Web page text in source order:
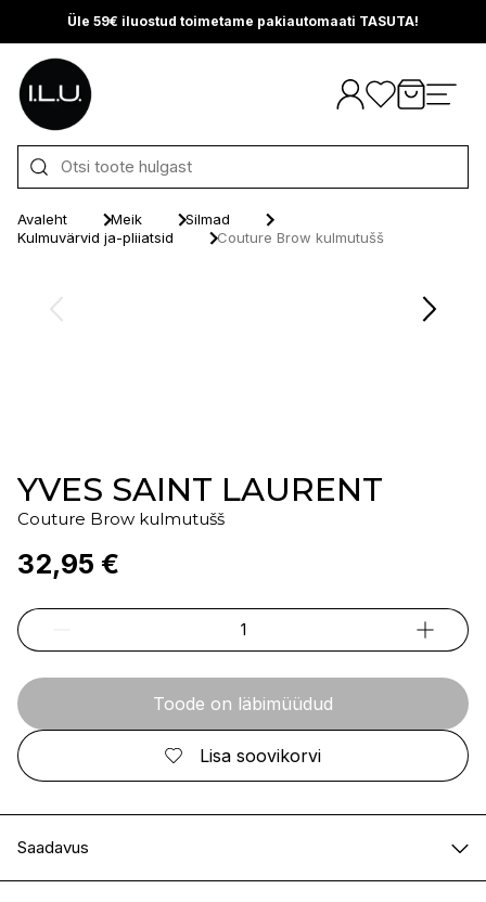
Üle 59€ iluostud toimetame pakiautomaati TASUTA!
Otse sisu juurde
Avaleht Meik
Silmad
Kulmuvärvid ja-pliiatsid
Couture Brow kulmutušš
YVES SAINT LAURENT
Couture Brow kulmutušš
32,95 €
Toode on läbimüüdud
Lisa soovikorvi
Saadavus